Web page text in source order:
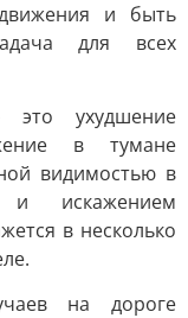
и быть
для всех
это ухудшение
в тумане
видимостью в
искажением
в несколько
на дороге